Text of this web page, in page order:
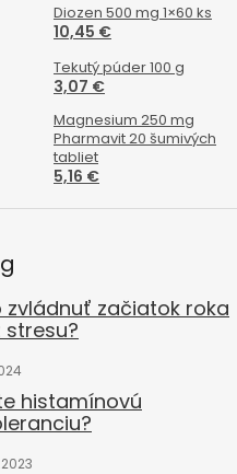
Diozen 500 mg 1×60 ks
10,45 €
Tekutý púder 100 g
3,07 €
Magnesium 250 mg
Pharmavit 20 šumivých
tabliet
5,16 €
zvládnuť začiatok roka
stresu?
histamínovú